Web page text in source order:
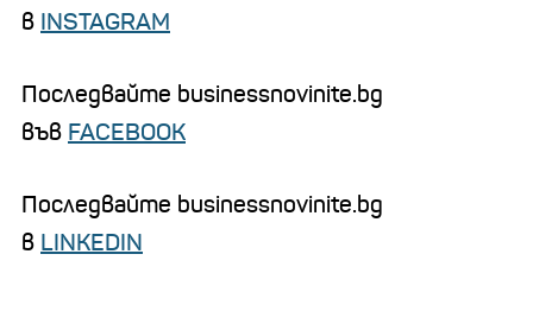
в INSTAGRAM
Последвайте businessnovinite.bg
във FACEBOOK
Последвайте businessnovinite.bg
в LINKEDIN